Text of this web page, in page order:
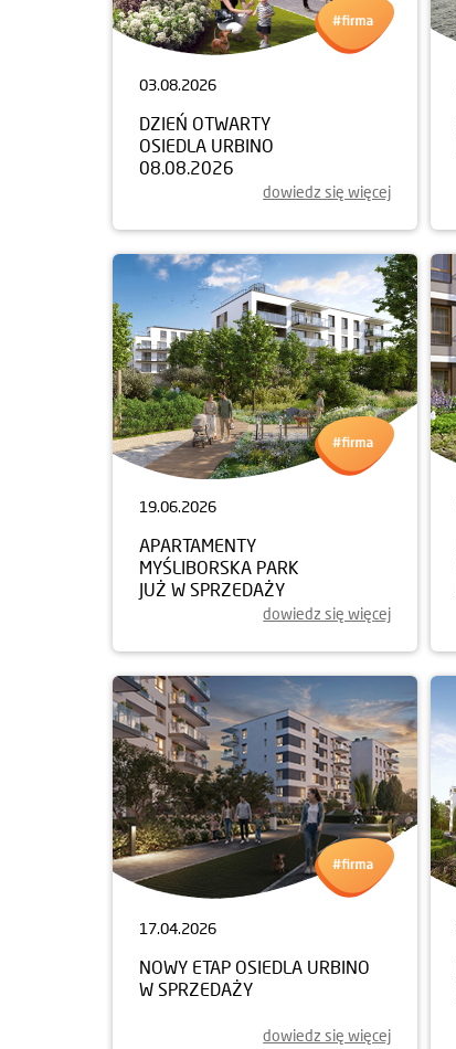
03.08.2026
DZIEŃ OTWARTY
OSIEDLA URBINO
08.08.2026
dowiedz się więcej
19.06.2026
APARTAMENTY
MYŚLIBORSKA PARK
JUŻ W SPRZEDAŻY
dowiedz się więcej
17.04.2026
NOWY ETAP OSIEDLA URBINO
W SPRZEDAŻY
dowiedz się więcej